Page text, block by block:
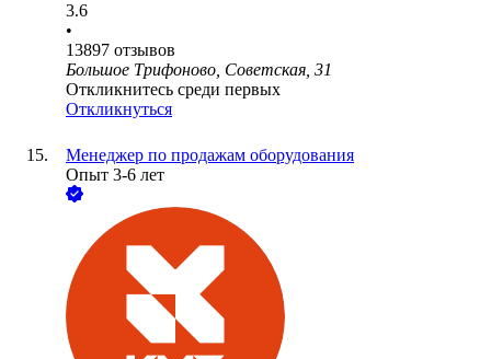
3.6
•
13897 отзывов
Большое Трифоново, Советская, 31
Откликнитесь среди первых
Откликнуться
Менеджер по продажам оборудования
Опыт 3-6 лет